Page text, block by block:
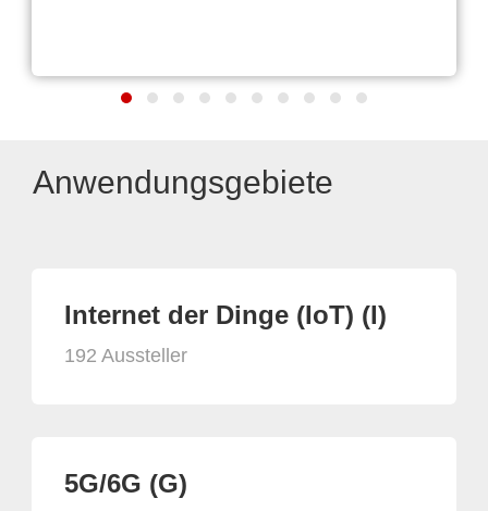
Anwendungsgebiete
Internet der Dinge (IoT) (I)
192 Aussteller
5G/6G (G)